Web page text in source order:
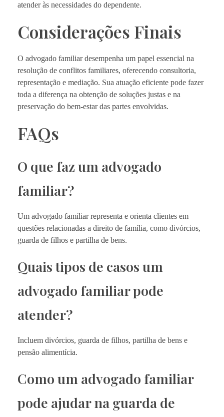
atender às necessidades do dependente.
Considerações Finais
O advogado familiar desempenha um papel essencial na
resolução de conflitos familiares, oferecendo consultoria,
representação e mediação. Sua atuação eficiente pode fazer
toda a diferença na obtenção de soluções justas e na
preservação do bem-estar das partes envolvidas.
FAQs
O que faz um advogado
familiar?
Um advogado familiar representa e orienta clientes em
questões relacionadas a direito de família, como divórcios,
guarda de filhos e partilha de bens.
Quais tipos de casos um
advogado familiar pode
atender?
Incluem divórcios, guarda de filhos, partilha de bens e
pensão alimentícia.
Como um advogado familiar
pode ajudar na guarda de